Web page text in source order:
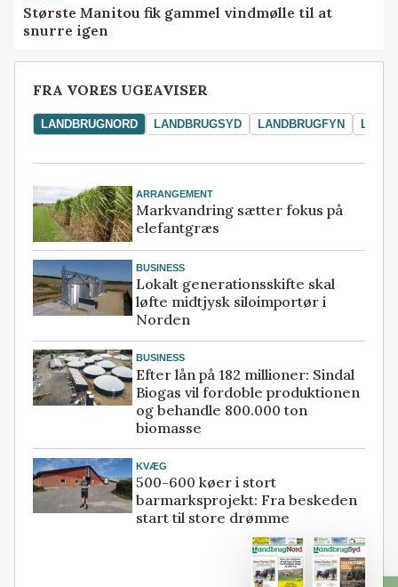
Største Manitou fik gammel vindmølle til at
snurre igen
FRA VORES UGEAVISER
LANDBRUGNORD LANDBRUGSYD LANDBRUGFYN
ARRANGEMENT
Markvandring sætter fokus på
elefantgræs
BUSINESS
Lokalt generationsskifte skal
løfte midtjysk siloimportør i
Norden
BUSINESS
Efter lån på 182 millioner: Sindal
Biogas vil fordoble produktionen
og behandle 800.000 ton
biomasse
KVÆG
500-600 køer i stort
barmarksprojekt: Fra beskeden
start til store drømme